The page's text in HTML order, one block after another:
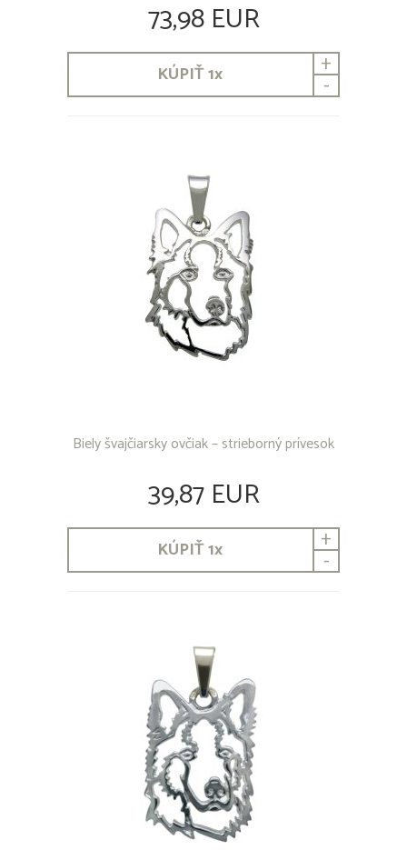
73,98 EUR
KÚPIŤ1x +
-
Biely švajčiarsky ovčiak – strieborný prívesok
39,87 EUR
KÚPIŤ1x +
-